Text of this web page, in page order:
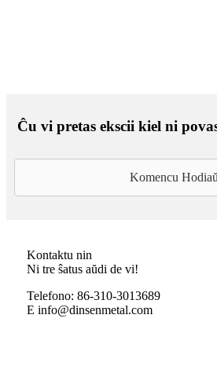
Ĉu vi pretas ekscii kiel ni
Komencu
Kontaktu nin
Ni tre ŝatus aŭdi de vi!
Telefono: 86-310-3013689
E info@dinsenmetal.com